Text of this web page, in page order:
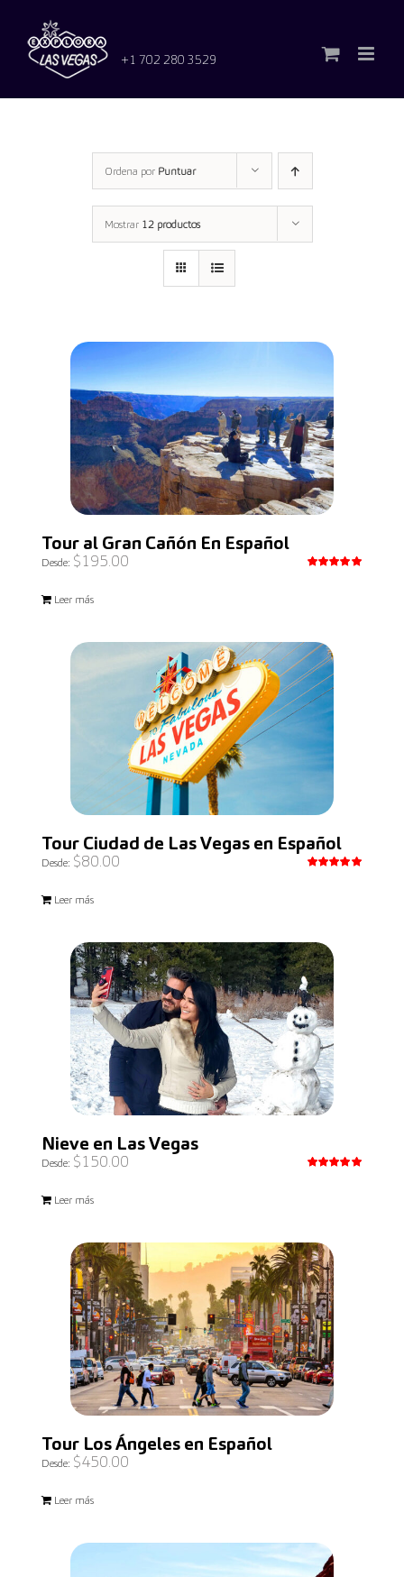
contenido
+1 702 280 3529
Ordena por Puntuar
Mostrar 12 productos
Tour al Gran Cañón En Español
Desde: $195.00
Leer más
Tour Ciudad de Las Vegas en Español
Desde: $80.00
Leer más
Nieve en Las Vegas
Desde: $150.00
Leer más
Tour Los Ángeles en Español
Desde: $450.00
Leer más